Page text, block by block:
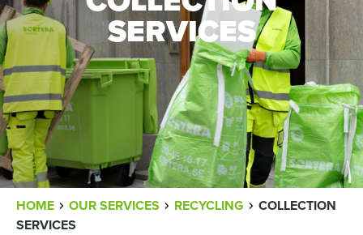
SERVICES
BREADCRUMB
HOME OUR SERVICES RECYCLING
COLLECTION
SERVICES